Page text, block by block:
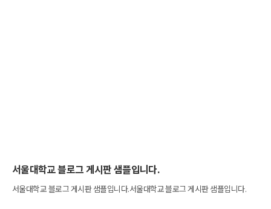
서울대학교 블로그 게시판 샘플입니다.
서울대학교 블로그 게시판 샘플입니다.서울대학교 블로그 게시판 샘플입니다.